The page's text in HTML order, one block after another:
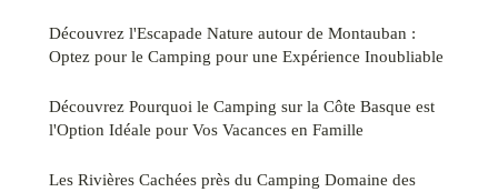
Découvrez l'Escapade Nature autour de Montauban :
Optez pour le Camping pour une Expérience Inoubliable
Découvrez Pourquoi le Camping sur la Côte Basque est
l'Option Idéale pour Vos Vacances en Famille
Les Rivières Cachées près du Camping Domaine des